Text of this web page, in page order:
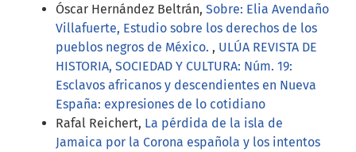
Óscar Hernández Beltrán, Sobre: Elia Avendaño
Villafuerte, Estudio sobre los derechos de los
pueblos negros de México. , ULÚA REVISTA DE
HISTORIA, SOCIEDAD Y CULTURA: Núm. 19:
Esclavos africanos y descendientes en Nueva
España: expresiones de lo cotidiano
Rafal Reichert, La pérdida de la isla de
Jamaica por la Corona española y los intentos